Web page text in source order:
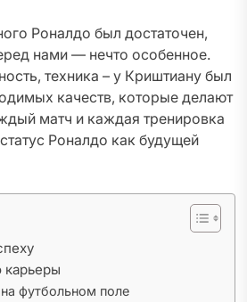
Роналдо был достаточен,
нами — нечто особенное.
техника – у Криштиану был
качеств, которые делают
матч и каждая тренировка
Роналдо как будущей
карьеры
футбольном поле